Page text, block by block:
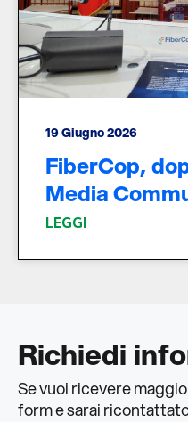
19 Giugno 2026
FiberCop,
Media
LEGGI
Richiedi
Se vuoi ricevere
form e sarai